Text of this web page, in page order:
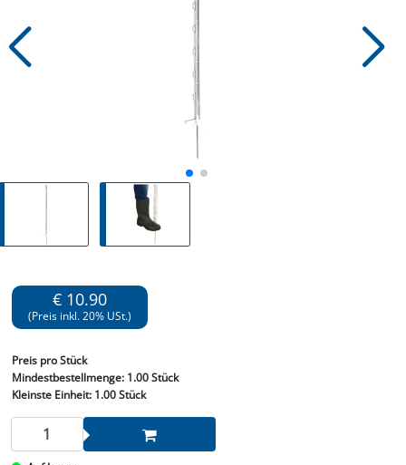
€ 10.90
(Preis inkl. 20% USt.)
Preis pro Stück
Mindestbestellmenge: 1.00 Stück
Kleinste Einheit:1.00 Stück